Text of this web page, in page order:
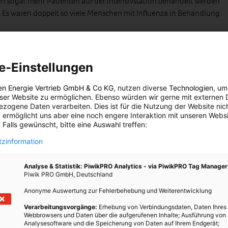
waren doppelt so viele Menschen mit Influenza in Behandlung
für Grippe-Impfung
Instituts empfiehlt vor allem Menschen aus den
Dazu zählen beispielsweise Menschen ab 60 Jahren und
durch Vorerkrankungen wie Diabetes, Asthma oder
Schwangere, Kleinkinder und Säuglinge, medizinisches
gehören zur Gruppe mit erhöhtem Risiko. Die beste Zeit,
ist in den Monaten Oktober/November. Sollte man es versäumt
zu einem späteren Zeitpunkt nachholen.
Dabei können sie in einer bestimmten Region ständig auftreten
Zeit lang gehäuft auftreten (epidemisch) oder sich
ausbreiten (pandemisch).
in Typ A, B und C. Dabei spielen nur die beiden ersteren als
Einstellungen
Energie Vertrieb GmbH & Co KG, nutzen diverse Technologien,
Website zu ermöglichen. Ebenso würden wir gerne mit externen
Daten verarbeiten. Dies ist für die Nutzung der Website
ermöglicht uns aber eine noch engere Interaktion mit unseren
Falls gewünscht, bitte eine Auswahl treffen:
Analyse & Statistik: PiwikPRO Analytics - via PiwikPRO Tag Manager
Piwik PRO GmbH, Deutschland
Anonyme Auswertung zur Fehlerbehebung und Weiterentwicklung
Verarbeitungsvorgänge: Erhebung von Verbindungsdaten, Daten Ihres
Webbrowsers und Daten über die aufgerufenen Inhalte; Ausführung von
Analysesoftware und die Speicherung von Daten auf Ihrem Endgerät;